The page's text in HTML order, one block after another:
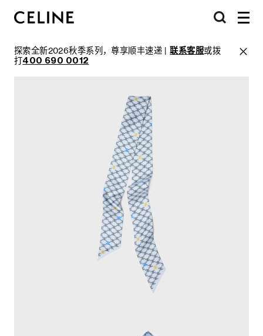
探索全新2026秋季系列，尊享顺丰速递 |联系客服或拨
打400 690 0012